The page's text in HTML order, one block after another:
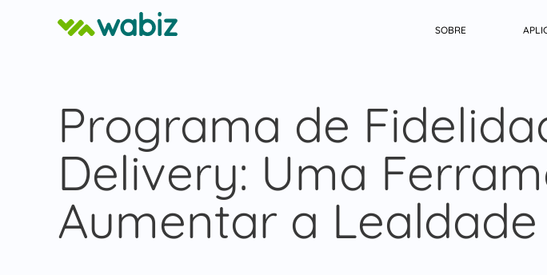
SOBRE
Programa de
Delivery: Uma
Aumentar a